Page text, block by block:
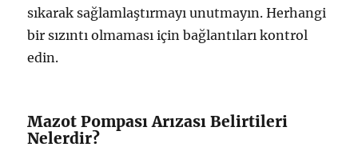
sıkarak sağlamlaştırmayı unutmayın. Herhangi
bir sızıntı olmaması için bağlantıları kontrol
edin.
Mazot Pompası Arızası Belirtileri
Nelerdir?